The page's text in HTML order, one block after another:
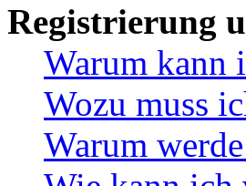
Registrierung
Warum kann
Wozu muss
Warum